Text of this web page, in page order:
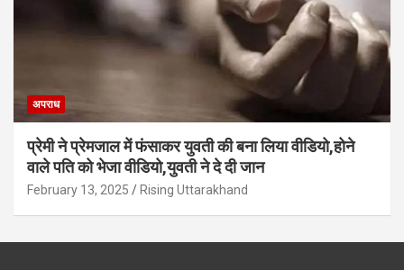
अपराध
प्रेमी ने प्रेमजाल में फंसाकर युवती की बना लिया वीडियो,होने
वाले पत‍ि को भेजा वीड‍ियो,युवती ने दे दी जान
February 13, 2025 Rising Uttarakhand